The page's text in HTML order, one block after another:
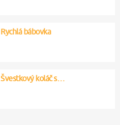
Švestkový koláč s…
Rychlá bábovka